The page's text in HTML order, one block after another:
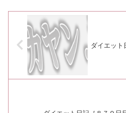
ダイエット